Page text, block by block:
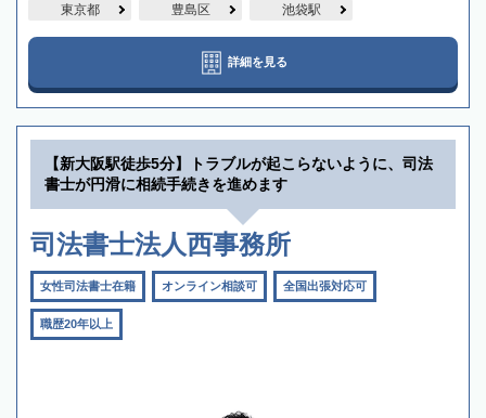
東京都 豊島区 池袋駅
詳細を見る
【新大阪駅徒歩5分】トラブルが起こらないように、司法
書士が円滑に相続手続きを進めます
司法書士法人西事務所
女性司法書士在籍 オンライン相談可 全国出張対応可
職歴20年以上